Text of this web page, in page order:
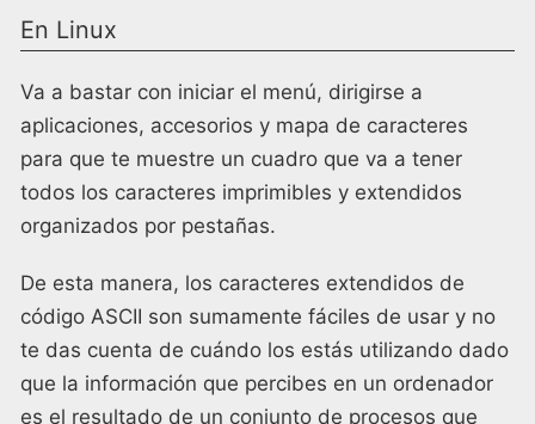
En Linux
Va a bastar con iniciar el menú, dirigirse a
aplicaciones, accesorios y mapa de caracteres
para que te muestre un cuadro que va a tener
todos los caracteres imprimibles y extendidos
organizados por pestañas.
De esta manera, los caracteres extendidos de
código ASCII son sumamente fáciles de usar y no
te das cuenta de cuándo los estás utilizando dado
que la información que percibes en un ordenador
es el resultado de un conjunto de procesos que